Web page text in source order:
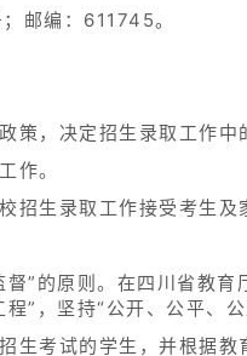
邮编：611745。
策，决定招生录取工作中
作。
生录取工作接受考生及
”的原则。在四川省教
”，坚持“公开、公平、
考试的学生，并根据教